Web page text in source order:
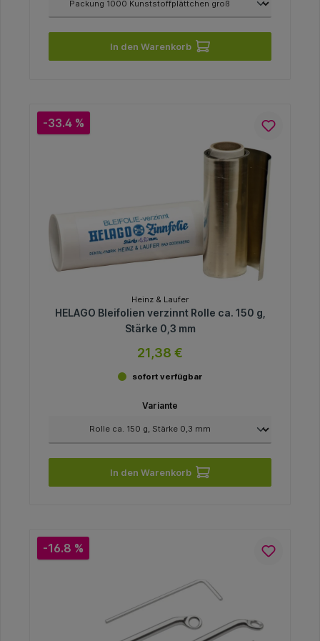
In den Warenkorb
-33.4 %
Heinz & Laufer
HELAGO Bleifolien verzinnt Rolle ca. 150 g,
Stärke 0,3 mm
21,38 €
sofort verfügbar
Variante
In den Warenkorb
-16.8 %